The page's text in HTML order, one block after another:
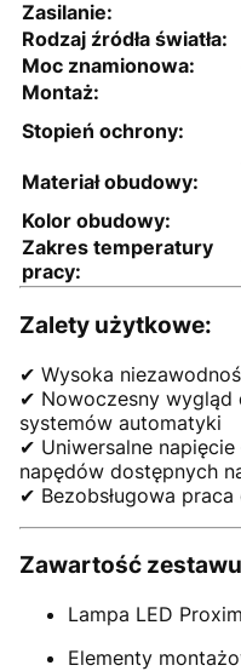
Zasilanie:
Rodzaj źródła światła:
Moc znamionowa:
Montaż:
Stopień ochrony:
Materiał obudowy:
Kolor obudowy:
Zakres temperatury
pracy:
Zalety użytkowe:
✔ Wysoka
✔ Nowoczesny wygląd
systemów automatyki
✔ Uniwersalne
napędów dostępnych
✔ Bezobsługowa
Zawartość
Lampa LED
Elementy